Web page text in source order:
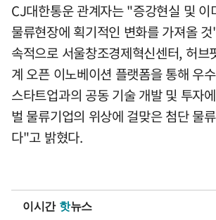
CJ대한통운 관계자는 "증강현실 및 이
물류현장에 획기적인 변화를 가져올
속적으로 서울창조경제혁신센터, 허브
계 오픈 이노베이션 플랫폼을 통해 우
스타트업과의 공동 기술 개발 및 투자
벌 물류기업의 위상에 걸맞은 첨단 물
다"고 밝혔다.
이시간 핫뉴스